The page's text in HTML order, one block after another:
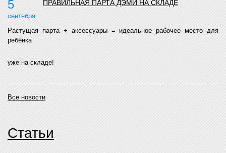
5
сентября
ПРАВИЛЬНАЯ ПАРТА ДЭМИ НА СКЛАДЕ
Растущая парта + аксессуары = идеальное рабочее место для
ребёнка
уже на складе!
Все новости
Статьи